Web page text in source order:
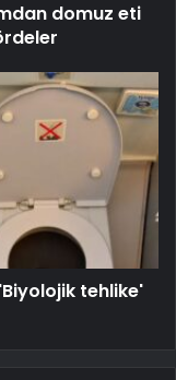
domuz eti
tehlike'